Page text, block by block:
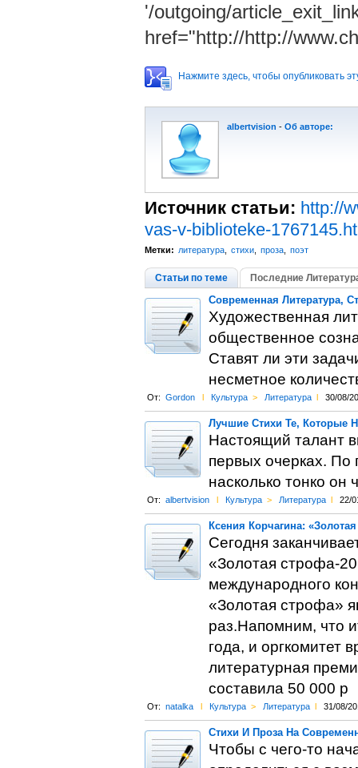
'/outgoing/
href="http://http://
Нажмите здесь, чтобы опубликовать
albertvision - Об авторе:
Источник статьи: http://
vas-v-biblioteke-
Метки: литература, стихи, проза, поэт
Статьи по теме Последние
Современная Литература,
Художественная
общественное
Ставят ли эти
несметное
От: Gordon l Культура > Литература l 30/08/
Лучшие Стихи Те, Которые
Настоящий талант
первых очерках. По
насколько тонко он
От: albertvision l Культура > Литература l 22/
Ксения Корчагина:
Сегодня
«Золотая строфа-
международного
«Золотая строфа»
раз.Напомним, что
года, и оргкомитет
литературная
составила 50 000 р
От: natalka l Культура > Литература l 31/08/
Стихи И Проза На
Чтобы с чего-то